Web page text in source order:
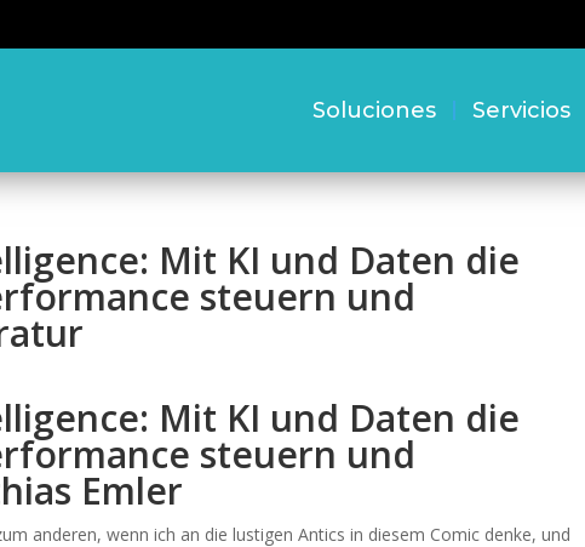
Soluciones Servicios
Mit KI und Daten die
steuern und
Mit KI und Daten die
steuern und
Emler
anderen, wenn ich an die lustigen Antics in diesem Comic denke, und